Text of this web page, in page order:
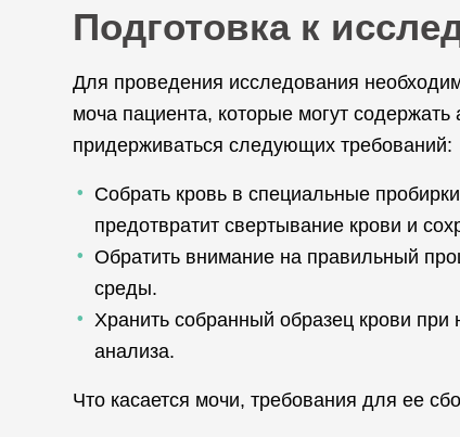
Подготовка к
Для проведения исследования
моча пациента, которые могут
придерживаться следующих требований:
Собрать кровь в специальные
предотвратит свертывание крови и
Обратить внимание на правильный
среды.
Хранить собранный образец крови при
анализа.
Что касается мочи, требования для ее